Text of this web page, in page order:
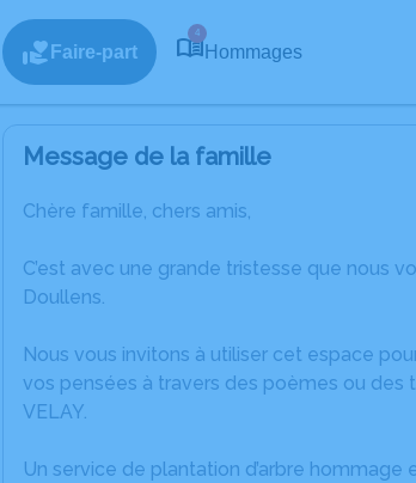
Faire-part
4
Hommages
Message de la famille
Chère famille, chers amis,
C’est avec une grande tristesse que nous
Doullens.
Nous vous invitons à utiliser cet espace
vos pensées à travers des poèmes ou des
VELAY.
Un service de plantation d’arbre hommage